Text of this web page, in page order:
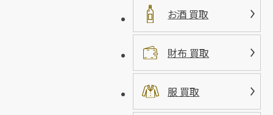
お酒 買取
財布 買取
服 買取